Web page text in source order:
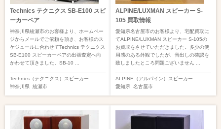
Technics テクニクス SB-E100 スピ
ーカーペア
神奈川県綾瀬市のお客様より、ホームペー
ジからメールでご依頼を頂き、お客様のス
ケジュールに合わせてTechnics テクニクス
SB-E100 スピーカーペアの出張査定へ向
かわせて頂きました。SB-10 ...
Technics（テクニクス） スピーカー
神奈川県 綾瀬市
ALPINE/LUXMAN スピーカー S-
105 買取情報
愛知県名古屋市のお客様より、宅配買取に
てALPINE/LUXMAN スピーカー S-105の
お買取をさせていただきました。多少の使
用感のある外観でしたが、音出しの確認を
致しましたところ問題ございません ...
ALPINE（アルパイン） スピーカー
愛知県 名古屋市